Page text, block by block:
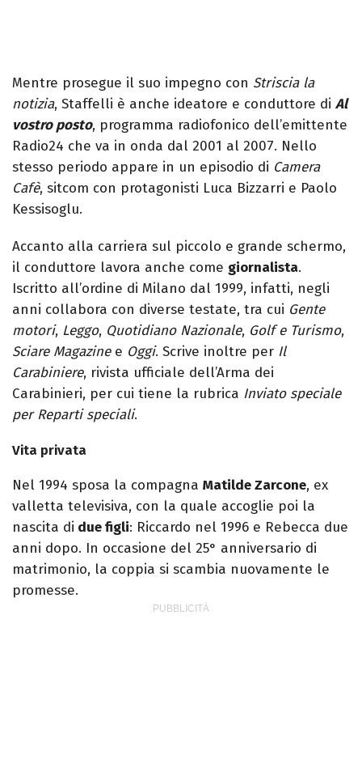
Mentre prosegue il suo impegno con Striscia la
notizia, Staffelli è anche ideatore e conduttore di Al
vostro posto, programma radiofonico dell’emittente
Radio24 che va in onda dal 2001 al 2007. Nello
stesso periodo appare in un episodio di Camera
Cafè, sitcom con protagonisti Luca Bizzarri e Paolo
Kessisoglu.
Accanto alla carriera sul piccolo e grande schermo,
il conduttore lavora anche come giornalista.
Iscritto all’ordine di Milano dal 1999, infatti, negli
anni collabora con diverse testate, tra cui Gente
motori, Leggo, Quotidiano Nazionale, Golf e Turismo,
Sciare Magazinee Oggi. Scrive inoltre per Il
Carabiniere, rivista ufficiale dell’Arma dei
Carabinieri, per cui tiene la rubrica Inviato speciale
per Reparti speciali.
Vita privata
Nel 1994 sposa la compagna Matilde Zarcone, ex
valletta televisiva, con la quale accoglie poi la
nascita di due figli: Riccardo nel 1996 e Rebecca due
anni dopo. In occasione del 25° anniversario di
matrimonio, la coppia si scambia nuovamente le
promesse.